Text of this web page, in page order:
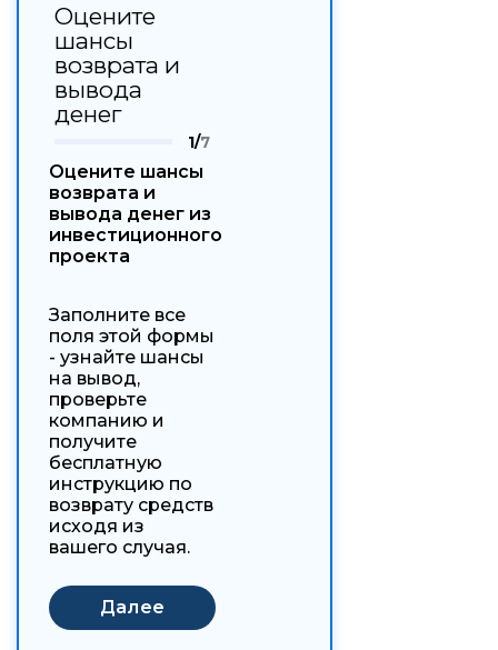
Оцените
шансы
возврата и
вывода
денег
1/7
Оцените шансы
возврата и
вывода денег из
инвестиционного
проекта
Заполните все
поля этой формы
- узнайте шансы
на вывод,
проверьте
компанию и
получите
бесплатную
инструкцию по
возврату средств
исходя из
вашего случая.